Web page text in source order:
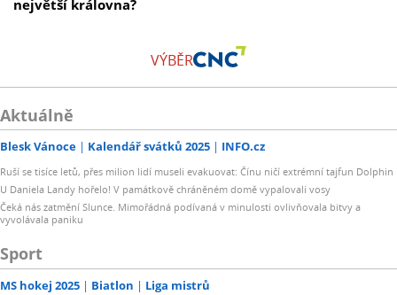
největší královna?
VÝBĚR
Aktuálně
Blesk Vánoce Kalendář svátků 2025 INFO.cz
Ruší se tisíce letů, přes milion lidí museli evakuovat: Čínu ničí extrémní tajfun Dolphin
U Daniela Landy hořelo! V památkově chráněném domě vypalovali vosy
Čeká nás zatmění Slunce. Mimořádná podívaná v minulosti ovlivňovala bitvy a
vyvolávala paniku
Sport
MS hokej 2025 Biatlon Liga mistrů